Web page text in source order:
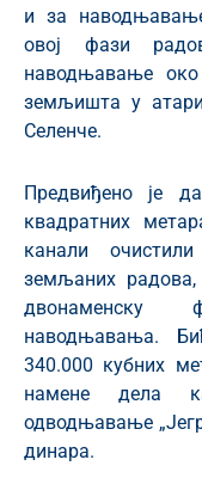
и за
овој фази
наводњавање
земљишта у
Селенче.
Предвиђено је
квадратних
канали
земљаних
двонаменску
наводњавања.
340.000 кубних
намене дела
одводњавање
динара.